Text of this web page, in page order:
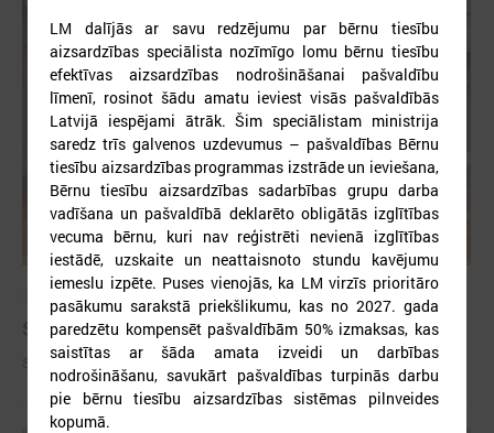
2026. gada 09. jūlijs
Sumināti Latvijas labākie tirgotāji
Sumināti Latvijas labākie tirgotāji
LM dalījās ar savu redzējumu par bērnu tiesību
aizsardzības speciālista nozīmīgo lomu bērnu tiesību
efektīvas aizsardzības nodrošināšanai pašvaldību
līmenī, rosinot šādu amatu ieviest visās pašvaldībās
Latvijā iespējami ātrāk. Šim speciālistam ministrija
saredz trīs galvenos uzdevumus – pašvaldības Bērnu
tiesību aizsardzības programmas izstrāde un ieviešana,
Bērnu tiesību aizsardzības sadarbības grupu darba
vadīšana un pašvaldībā deklarēto obligātās izglītības
vecuma bērnu, kuri nav reģistrēti nevienā izglītības
iestādē, uzskaite un neattaisnoto stundu kavējumu
iemeslu izpēte. Puses vienojās, ka LM virzīs prioritāro
pasākumu sarakstā priekšlikumu, kas no 2027. gada
paredzētu kompensēt pašvaldībām 50% izmaksas, kas
saistītas ar šāda amata izveidi un darbības
nodrošināšanu, savukārt pašvaldības turpinās darbu
pie bērnu tiesību aizsardzības sistēmas pilnveides
kopumā.